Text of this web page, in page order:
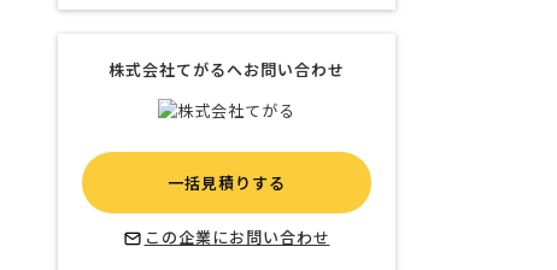
株式会社てがるへお問い合わせ
一括見積りする
この企業にお問い合わせ